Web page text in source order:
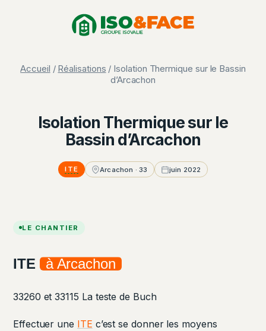
Accueil / Réalisations / Isolation Thermique sur le Bassin
d’Arcachon
Isolation Thermique sur le
Bassin d’Arcachon
ITE Arcachon · 33 juin 2022
LE CHANTIER
ITE à Arcachon
33260 et 33115 La teste de Buch
Effectuer une ITE c’est se donner les moyens